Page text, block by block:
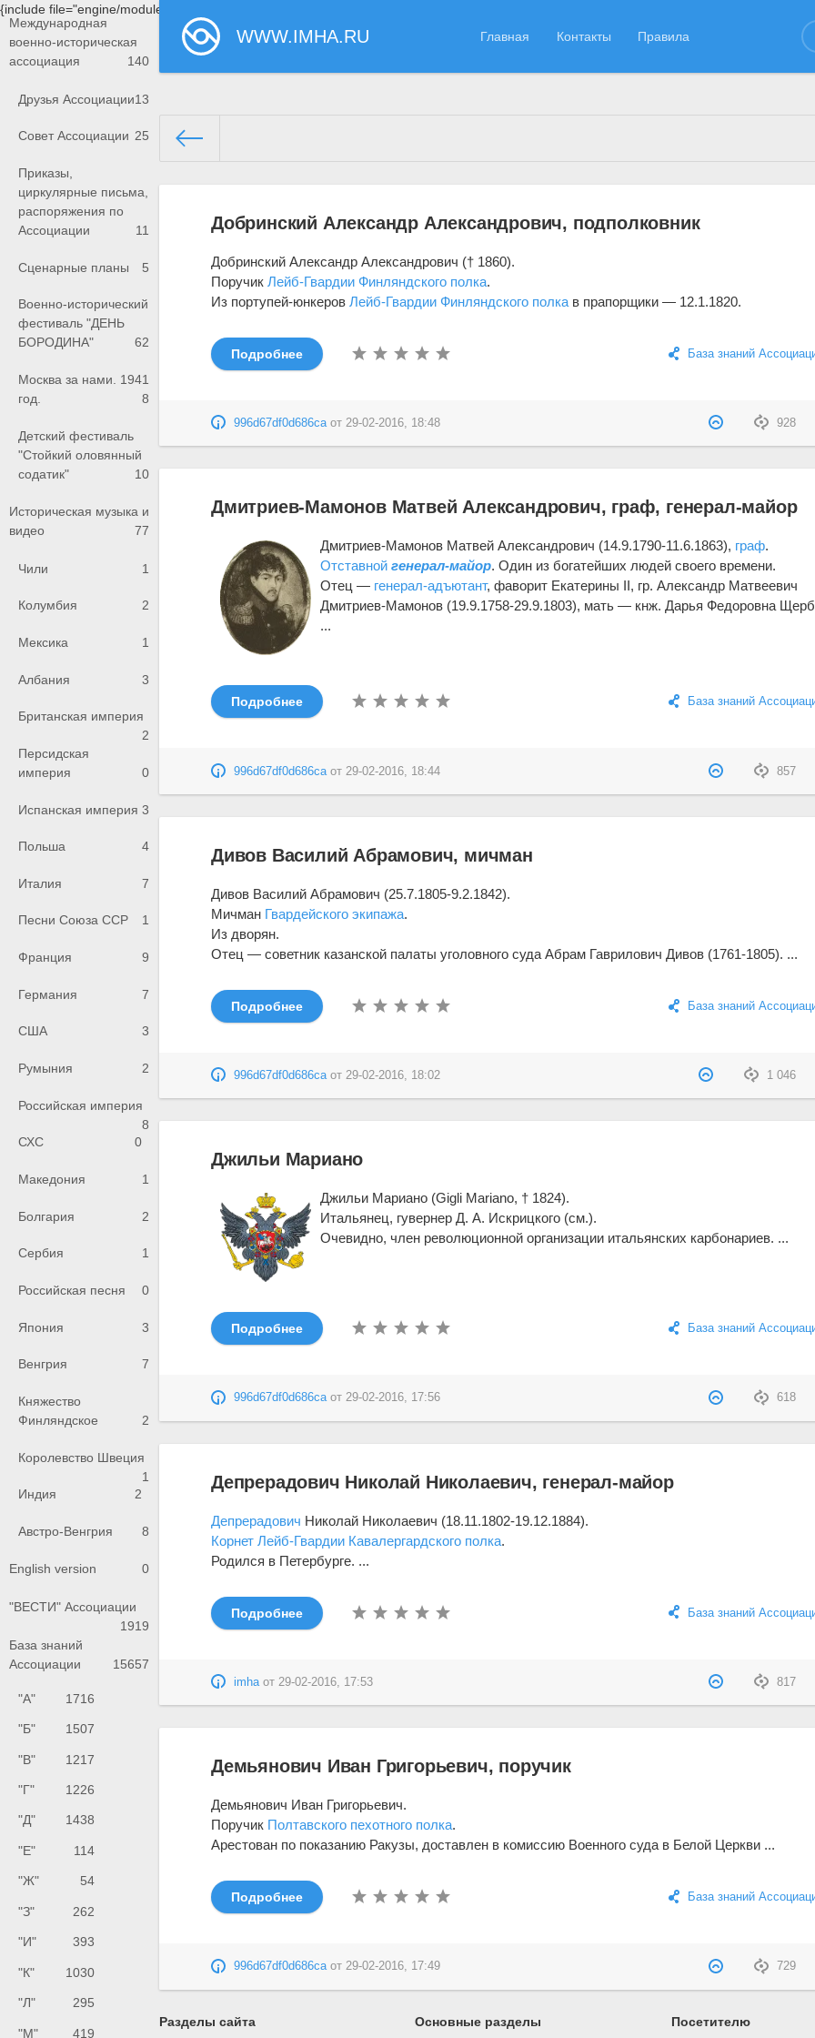
{include file="engine/modules/saperu/head.php"}
WWW.IMHA.RU Главная Контакты Правила
Международная
военно-историческая
ассоциация
140
Друзья Ассоциации13
Совет Ассоциации 25
Приказы,
циркулярные письма,
распоряжения по
Ассоциации
11
Сценарные планы 5
Военно-исторический
фестиваль "ДЕНЬ
БОРОДИНА"
62
Москва за нами. 1941
год.
8
Детский фестиваль
"Стойкий оловянный
содатик"
10
Историческая музыка и
видео
77
Чили 1
Колумбия 2
Мексика 1
Албания 3
Британская империя
2
Персидская
империя
0
Испанская империя 3
Польша 4
Италия 7
Песни Союза ССР 1
Франция 9
Германия 7
США 3
Румыния 2
Российская империя
8
СХС
0
Македония 1
Болгария 2
Сербия 1
Российская песня 0
Япония 3
Венгрия 7
Княжество
Финляндское
2
Королевство Швеция
1
Индия
2
Австро-Венгрия 8
English version 0
"ВЕСТИ" Ассоциации
1919
База знаний
Ассоциации
15657
"А" 1716
"Б" 1507
"В" 1217
"Г" 1226
"Д" 1438
"Е" 114
"Ж" 54
"З" 262
"И" 393
"К" 1030
"Л" 295
"М" 419
www.imha.ru/» Материалы за 29.02.2016
Добринский Александр Александрович, подполковник
Добринский Александр Александрович († 1860).
ПоручикЛейб-Гвардии Финляндского полка.
Из портупей-юнкеровЛейб-Гвардии Финляндского полка в прапорщики — 12.1.1820.
База знаний
Подробнее
928
996d67df0d686caот29-02-2016, 18:48
Дмитриев-Мамонов Матвей Александрович, граф, генерал-майор
Дмитриев-Мамонов Матвей Александрович (14.9.1790-11.6.1863), граф.
Отставной генерал-майор. Один из богатейших людей своего времени.
Отец — генерал-адъютант, фаворит Екатерины II, гр. Александр Матвеевич
Дмитриев-Мамонов (19.9.1758-29.9.1803), мать — кнж. Дарья Федоровна
...
База знаний
Подробнее
857
996d67df0d686ca от 29-02-2016, 18:44
Дивов Василий Абрамович, мичман
Дивов Василий Абрамович (25.7.1805-9.2.1842).
Мичман Гвардейского экипажа.
Из дворян.
Отец — советник казанской палаты уголовного суда Абрам Гаврилович Дивов (1761-1805). ...
База знаний
Подробнее
1 046
996d67df0d686caот29-02-2016, 18:02
Джильи Мариано
Джильи Мариано (Gigli Mariano, † 1824).
Итальянец, гувернер Д. А. Искрицкого (см.).
Очевидно, член революционной организации итальянских карбонариев. ...
База знаний
Подробнее
618
996d67df0d686caот29-02-2016, 17:56
Депрерадович Николай Николаевич, генерал-майор
Депрерадович Николай Николаевич (18.11.1802-19.12.1884).
Корнет Лейб-Гвардии Кавалергардского полка.
Родился в Петербурге. ...
База знаний
Подробнее
817
imhaот29-02-2016, 17:53
Демьянович Иван Григорьевич, поручик
Демьянович Иван Григорьевич.
Поручик Полтавского пехотного полка.
Арестован по показанию Ракузы, доставлен в комиссию Военного суда в Белой Церкви ...
База знаний
Подробнее
729
996d67df0d686caот29-02-2016, 17:49
Разделы сайта Основные разделы Посетителю